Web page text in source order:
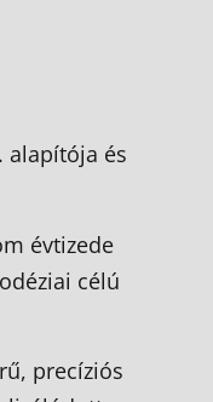
alapítója és
évtizede
célú
precíziós